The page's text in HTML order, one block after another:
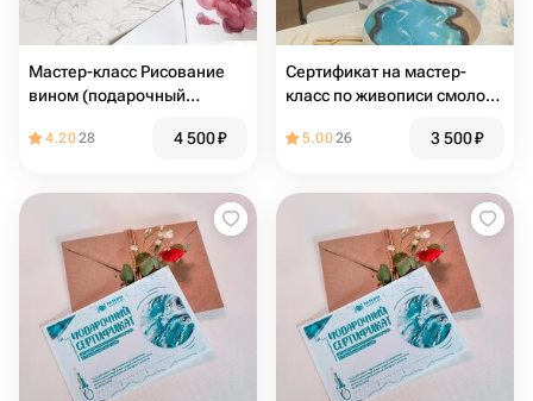
Мастер-класс Рисование
вином (подарочный
4.2028 4 500₽
Сертификат на мастер-
класс по живописи смолой
на круге 30 см.)
5.0026 3 500₽